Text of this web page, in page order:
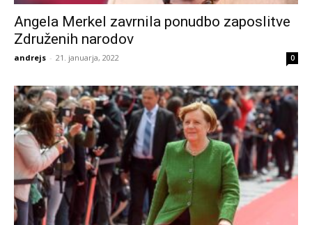
Angela Merkel zavrnila ponudbo zaposlitve
Združenih narodov
andrejs - 21. januarja, 2022 0